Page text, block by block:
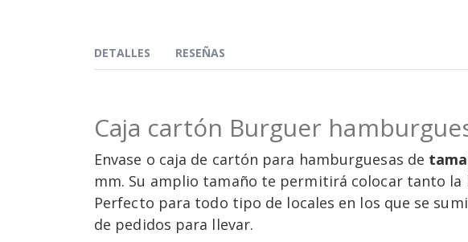
DETALLES
Caja cartón Burguer
Envase o caja de cartón para hamburguesas de
mm. Su amplio tamaño te permitirá colocar tanto
Perfecto para todo tipo de locales en los que se
de pedidos para llevar.
RESEÑAS